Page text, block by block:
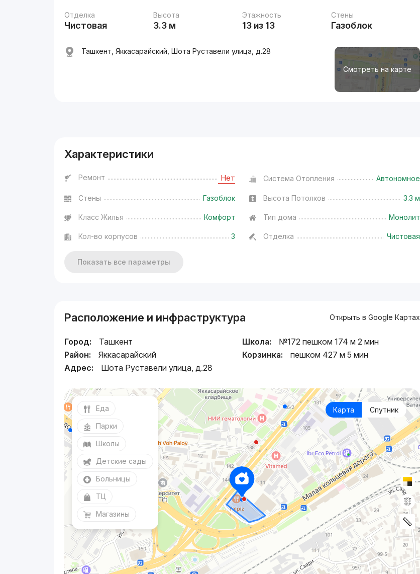
Отделка
Чистовая
Высота
3.3 м
Этажность
13 из 13
Стены
Газоблок
Смотреть на карте
Ташкент, Яккасарайский, Шота Руставели улица, д.28
Характеристики
Ремонт Нет Система Отопления Автономное
Стены Газоблок Высота Потолков 3.3 м
Класс Жилья Комфорт Тип дома Монолит
Кол-во корпусов 3 Отделка Чистовая
Показать все параметры
Расположение и инфраструктура Открыть в Google Картах
Город:
Ташкент
Район:
Яккасарайский
Адрес:
Шота Руставели улица, д.28
Школа:
№172 пешком 174 м 2 мин
Корзинка:
пешком 427 м 5 мин
Карта Спутник
Еда
Парки
Школы
Детские сады
Больницы
ТЦ
Магазины